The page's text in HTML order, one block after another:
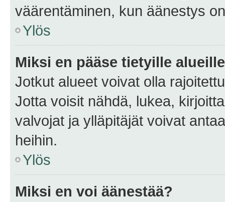
väärentäminen, kun äänestys
Ylös
Miksi en pääse tietyille
Jotkut alueet voivat olla
Jotta voisit nähdä, lukea,
valvojat ja ylläpitäjät voivat
heihin.
Ylös
Miksi en voi äänestää?